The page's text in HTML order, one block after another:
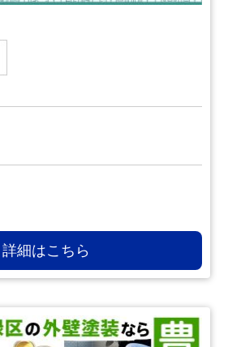
詳細はこちら